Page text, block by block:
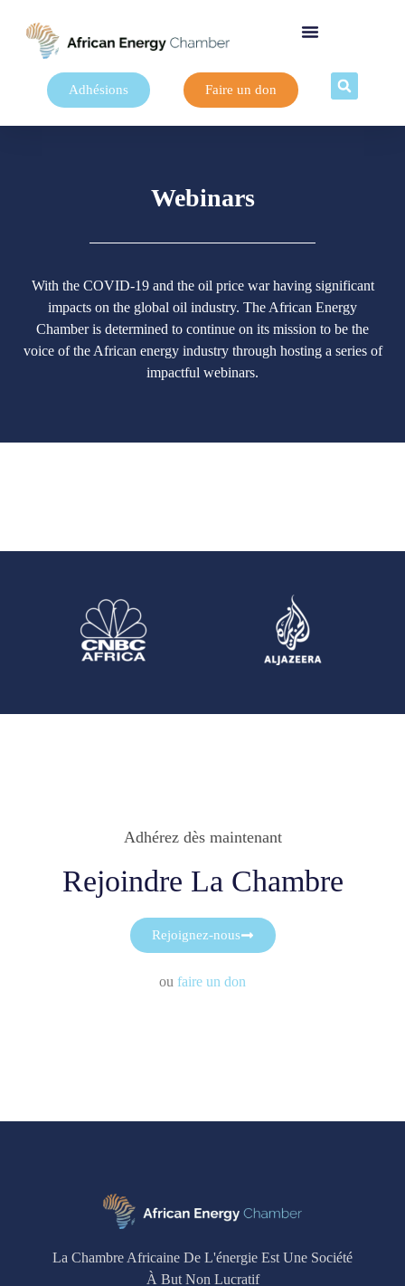
Adhésions Faire un don
Webinars
With the COVID-19 and the oil price war having significant
impacts on the global oil industry. The African Energy
Chamber is determined to continue on its mission to be the
voice of the African energy industry through hosting a series of
impactful webinars.
Adhérez dès maintenant
Rejoindre La Chambre
Rejoignez-nous
ou faire un don
La Chambre Africaine De L'énergie Est Une Société
À But Non Lucratif